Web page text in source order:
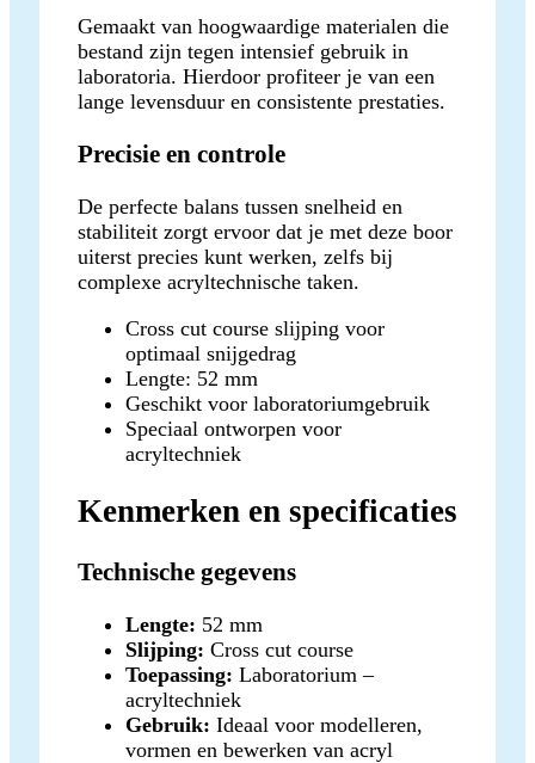
Gemaakt van hoogwaardige materialen die
bestand zijn tegen intensief gebruik in
laboratoria. Hierdoor profiteer je van een
lange levensduur en consistente prestaties.
Precisie en controle
De perfecte balans tussen snelheid en
stabiliteit zorgt ervoor dat je met deze boor
uiterst precies kunt werken, zelfs bij
complexe acryltechnische taken.
Cross cut course slijping voor
optimaal snijgedrag
Lengte: 52 mm
Geschikt voor laboratoriumgebruik
Speciaal ontworpen voor
acryltechniek
Kenmerken en specificaties
Technische gegevens
Lengte: 52 mm
Slijping: Cross cut course
Toepassing: Laboratorium –
acryltechniek
Gebruik: Ideaal voor modelleren,
vormen en bewerken van acryl